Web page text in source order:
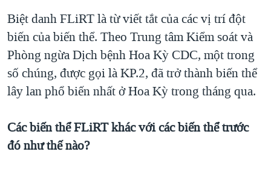
Biệt danh FLiRT là từ viết tắt của các vị trí đột
biến của biến thể. Theo Trung tâm Kiểm soát và
Phòng ngừa Dịch bệnh Hoa Kỳ CDC, một trong
số chúng, được gọi là KP.2, đã trở thành biến thể
lây lan phổ biến nhất ở Hoa Kỳ trong tháng qua.
Các biến thể FLiRT khác với các biến thể trước
đó như thế nào?